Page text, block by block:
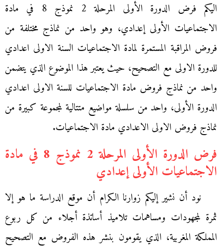
اليكم فرض الدورة الأولى المرحلة 2 نموذج 8 في مادة
الاجتماعيات الأولى إعدادي، وهو واحد من نماذج مختلفة من
فروض المراقبة المستمرة لمادة الاجتماعيات السنة الاولى اعدادي
للدورة الاولى مع التصحيح، حيث يعتبر هذا الموضوع الذي يتضمن
واحد من نماذج فروض مادة الاجتماعيات للسنة الاولى اعدادي
الدورة الأولى، واحد من سلسلة مواضيع متتالية لمجموعة كبيرة من
نماذج فروض الاولى الاعدادي مادة الاجتماعيات.
فرض الدورة الأولى المرحلة 2 نموذج 8 في مادة
الاجتماعيات الأولى إعدادي
نود أن نشير إليكم زوارنا الكرام أن موقع الدراسة ما هو إلا
ثمرة لمجهودات ومساهمات تلاميذ أساتذة أجلاء من كل ربوع
المملكة المغربية، الذي يقومون بنشر هذه الفروض مع التصحيح